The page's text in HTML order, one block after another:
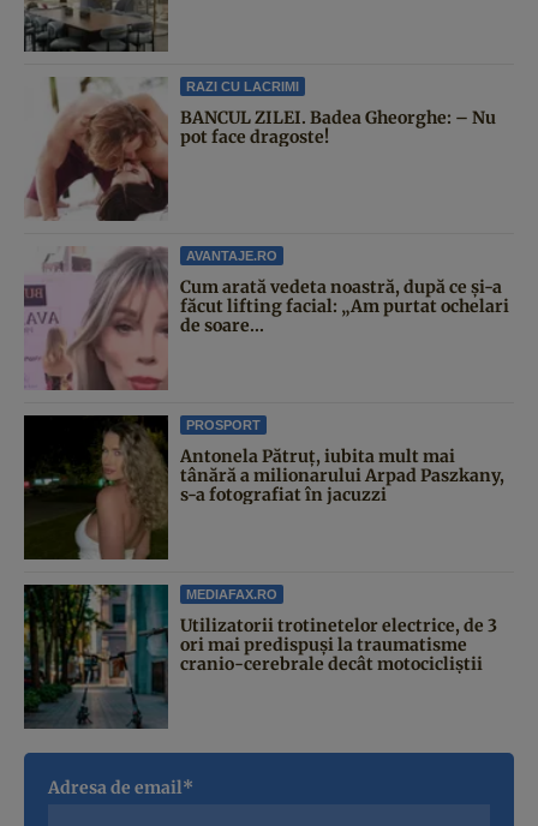
RAZI CU LACRIMI
BANCUL ZILEI. Badea Gheorghe: – Nu
pot face dragoste!
AVANTAJE.RO
Cum arată vedeta noastră, după ce și-a
făcut lifting facial: „Am purtat ochelari
de soare...
PROSPORT
Antonela Pătruț, iubita mult mai
tânără a milionarului Arpad Paszkany,
s-a fotografiat în jacuzzi
MEDIAFAX.RO
Utilizatorii trotinetelor electrice, de 3
ori mai predispuși la traumatisme
cranio-cerebrale decât motocicliștii
Adresa de email*